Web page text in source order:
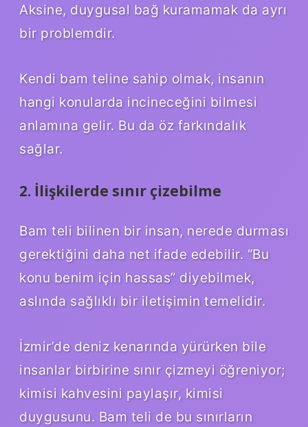
Aksine, duygusal bağ kuramamak da ayrı
bir problemdir.
Kendi bam teline sahip olmak, insanın
hangi konularda incineceğini bilmesi
anlamına gelir. Bu da öz farkındalık
sağlar.
2. İlişkilerde sınır çizebilme
Bam teli bilinen bir insan, nerede durması
gerektiğini daha net ifade edebilir. “Bu
konu benim için hassas” diyebilmek,
aslında sağlıklı bir iletişimin temelidir.
İzmir’de deniz kenarında yürürken bile
insanlar birbirine sınır çizmeyi öğreniyor;
kimisi kahvesini paylaşır, kimisi
duygusunu. Bam teli de bu sınırların